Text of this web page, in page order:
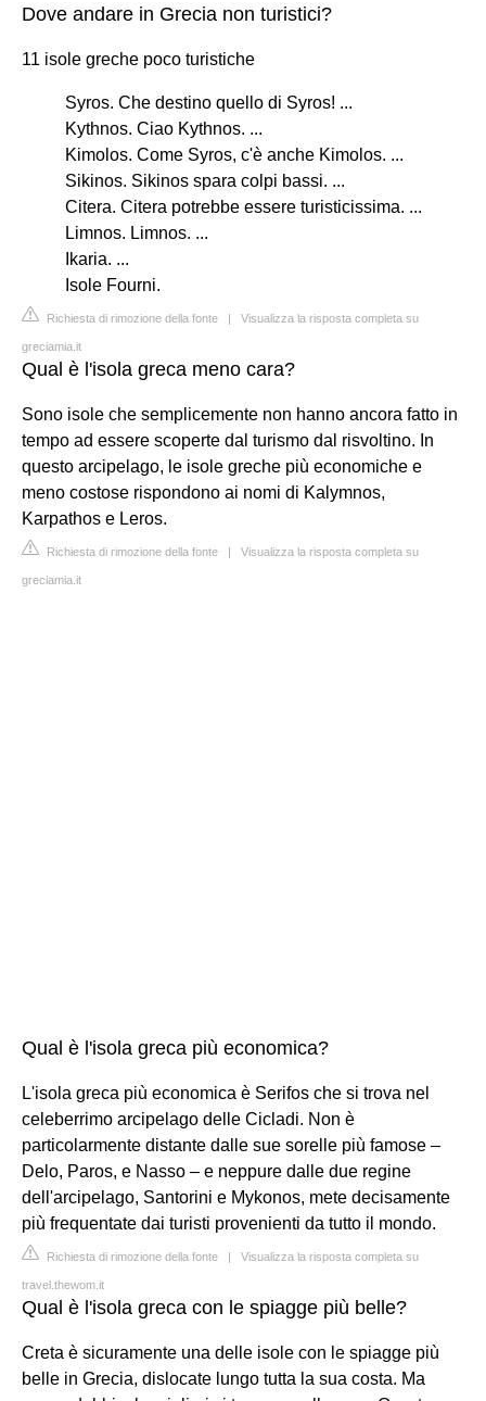
Dove andare in Grecia non turistici?
11 isole greche poco turistiche
Syros. Che destino quello di Syros! ...
Kythnos. Ciao Kythnos. ...
Kimolos. Come Syros, c'è anche Kimolos. ...
Sikinos. Sikinos spara colpi bassi. ...
Citera. Citera potrebbe essere turisticissima. ...
Limnos. Limnos. ...
Ikaria. ...
Isole Fourni.
Richiesta di rimozione della fonte | Visualizza la risposta completa su
greciamia.it
Qual è l'isola greca meno cara?
Sono isole che semplicemente non hanno ancora fatto in
tempo ad essere scoperte dal turismo dal risvoltino. In
questo arcipelago, le isole greche più economiche e
meno costose rispondono ai nomi di Kalymnos,
Karpathos e Leros.
Richiesta di rimozione della fonte | Visualizza la risposta completa su
greciamia.it
Qual è l'isola greca più economica?
L'isola greca più economica è Serifos che si trova nel
celeberrimo arcipelago delle Cicladi. Non è
particolarmente distante dalle sue sorelle più famose –
Delo, Paros, e Nasso – e neppure dalle due regine
dell'arcipelago, Santorini e Mykonos, mete decisamente
più frequentate dai turisti provenienti da tutto il mondo.
Richiesta di rimozione della fonte | Visualizza la risposta completa su
travel.thewom.it
Qual è l'isola greca con le spiagge più belle?
Creta è sicuramente una delle isole con le spiagge più
belle in Grecia, dislocate lungo tutta la sua costa. Ma